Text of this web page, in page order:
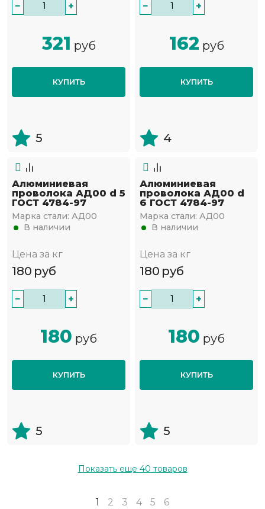
− +
321 руб
КУПИТЬ
5
− +
162 руб
КУПИТЬ
4
Алюминиевая
проволока АД00 d 5
ГОСТ 4784-97
Марка стали: АД00
В наличии
Цена за кг
180 руб
− +
180 руб
КУПИТЬ
5
Алюминиевая
проволока АД00 d
6 ГОСТ 4784-97
Марка стали: АД00
В наличии
Цена за кг
180 руб
− +
180 руб
КУПИТЬ
5
Показать еще 40 товаров
1 2 3 4 5 6